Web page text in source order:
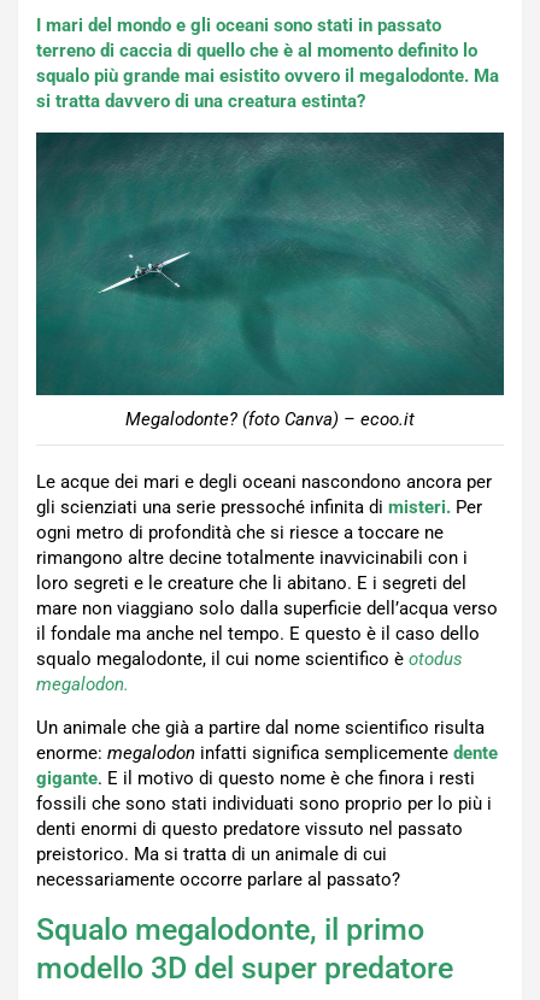
I mari del mondo e gli oceani sono stati in passato
terreno di caccia di quello che è al momento definito lo
squalo più grande mai esistito ovvero il megalodonte. Ma
si tratta davvero di una creatura estinta?
Megalodonte? (foto Canva) – ecoo.it
Le acque dei mari e degli oceani nascondono ancora per
gli scienziati una serie pressoché infinita di misteri. Per
ogni metro di profondità che si riesce a toccare ne
rimangono altre decine totalmente inavvicinabili con i
loro segreti e le creature che li abitano. E i segreti del
mare non viaggiano solo dalla superficie dell’acqua verso
il fondale ma anche nel tempo. E questo è il caso dello
squalo megalodonte, il cui nome scientifico è otodus
megalodon.
Un animale che già a partire dal nome scientifico risulta
enorme: megalodon infatti significa semplicemente dente
gigante. E il motivo di questo nome è che finora i resti
fossili che sono stati individuati sono proprio per lo più i
denti enormi di questo predatore vissuto nel passato
preistorico. Ma si tratta di un animale di cui
necessariamente occorre parlare al passato?
Squalo megalodonte, il primo
modello 3D del super predatore